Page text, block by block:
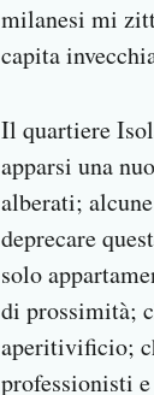
milanesi mi
capita
Il quartiere
apparsi una
alberati;
deprecare
solo
di prossimità;
aperitivificio;
professionisti